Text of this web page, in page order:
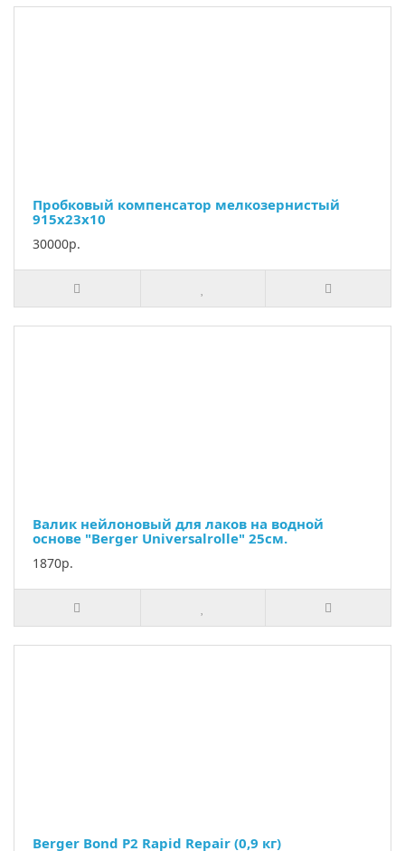
Пробковый компенсатор мелкозернистый
915х23х10
30000р.
Валик нейлоновый для лаков на водной
основе "Berger Universalrolle" 25см.
1870р.
Berger Bond P2 Rapid Repair (0,9 кг)